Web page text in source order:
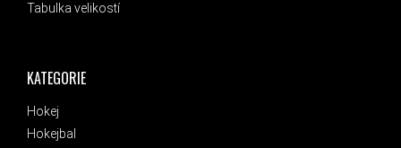
KATEGORIE
Hokej
Hokejbal
Tabulka velikostí